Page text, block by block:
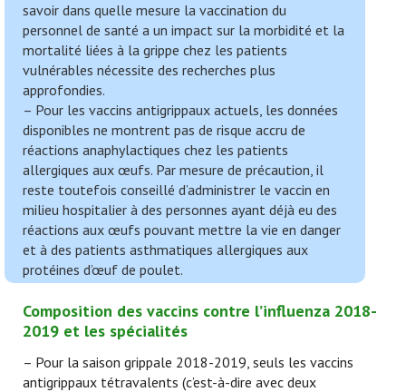
savoir dans quelle mesure la vaccination du
personnel de santé a un impact sur la morbidité et la
mortalité liées à la grippe chez les patients
vulnérables nécessite des recherches plus
approfondies.
– Pour les vaccins antigrippaux actuels, les données
disponibles ne montrent pas de risque accru de
réactions anaphylactiques chez les patients
allergiques aux œufs. Par mesure de précaution, il
reste toutefois conseillé d’administrer le vaccin en
milieu hospitalier à des personnes ayant déjà eu des
réactions aux œufs pouvant mettre la vie en danger
et à des patients asthmatiques allergiques aux
protéines d’œuf de poulet.
Composition des vaccins contre l’influenza 2018-
2019 et les spécialités
– Pour la saison grippale 2018-2019, seuls les vaccins
antigrippaux tétravalents (c’est-à-dire avec deux